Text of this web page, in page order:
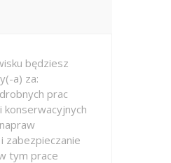
będziesz
a) za:
prac
konserwacyjnych
zabezpieczanie
tym prace